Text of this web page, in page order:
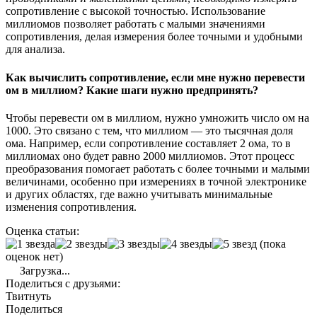
сопротивление с высокой точностью. Использование
миллиомов позволяет работать с малыми значениями
сопротивления, делая измерения более точными и удобными
для анализа.
Как вычислить сопротивление, если мне нужно перевести
ом в миллиом? Какие шаги нужно предпринять?
Чтобы перевести ом в миллиом, нужно умножить число ом на
1000. Это связано с тем, что миллиом — это тысячная доля
ома. Например, если сопротивление составляет 2 ома, то в
миллиомах оно будет равно 2000 миллиомов. Этот процесс
преобразования помогает работать с более точными и малыми
величинами, особенно при измерениях в точной электронике
и других областях, где важно учитывать минимальные
изменения сопротивления.
Оценка статьи:
(пока
оценок нет)
Загрузка...
Поделиться с друзьями:
Твитнуть
Поделиться